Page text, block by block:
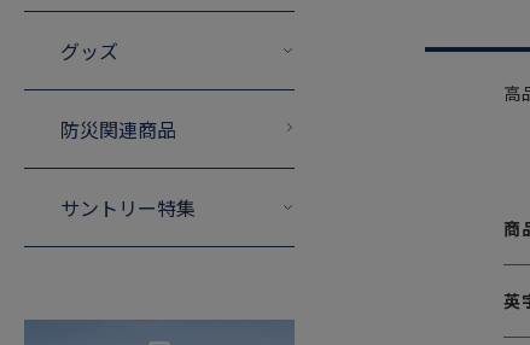
グッズ
防災関連商品
サントリー特集
高
商
英